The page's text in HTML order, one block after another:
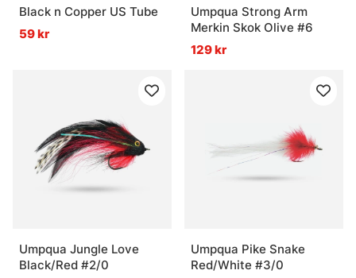
Black n Copper US Tube
59 kr
Umpqua Strong Arm
Merkin Skok Olive #6
129 kr
Umpqua Jungle Love
Black/Red #2/0
Umpqua Pike Snake
Red/White #3/0